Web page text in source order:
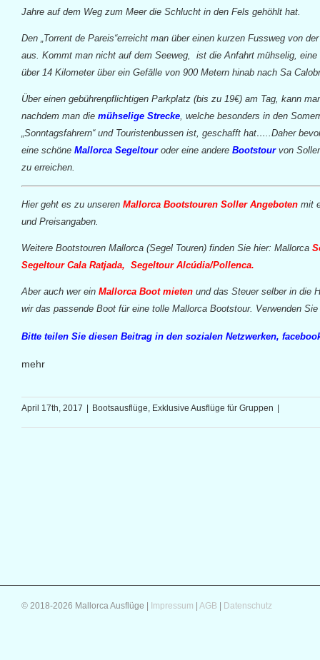
Jahre auf dem Weg zum Meer die Schlucht in den Fels gehöhlt hat.
Den „Torrent de Pareis“erreicht man über einen kurzen Fussweg von
aus. Kommt man nicht auf dem Seeweg, ist die Anfahrt mühselig,
über 14 Kilometer über ein Gefälle von 900 Metern hinab nach Sa
Über einen gebührenpflichtigen Parkplatz (bis zu 19€) am Tag, kann
nachdem man die mühselige Strecke, welche besonders in den
„Sonntagsfahrern“ und Touristenbussen ist, geschafft hat…..Daher
eine schöne Mallorca Segeltour oder eine andere Bootstourvon
zu erreichen.
Hier geht es zu unseren Mallorca Bootstouren Soller Angeboten mit
und Preisangaben.
Weitere Bootstouren Mallorca (Segel Touren) finden Sie hier: Mallorca
Segeltour Cala Ratjada, Segeltour Alcúdia/Pollenca.
Aber auch wer ein Mallorca Boot mieten und das Steuer selber in die
wir das passende Boot für eine tolle Mallorca Bootstour. Verwenden
Bitte teilen Sie diesen Beitrag in den sozialen Netzwerken,
mehr
April 17th, 2017 | Bootsausflüge Exklusive Ausflüge für Gruppen |
© 2018-2026 Mallorca Ausflüge | Impressum | AGB | Datenschutz